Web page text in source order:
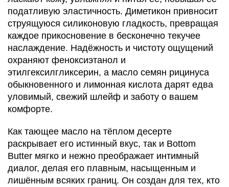
податливую эластичность. Диметикон привносит
струящуюся силиконовую гладкость, превращая
каждое прикосновение в бесконечно текучее
наслаждение. Надёжность и чистоту ощущений
охраняют феноксиэтанол и
этилгексилгликсерин, а масло семян рицинуса
обыкновенного и лимонная кислота дарят едва
уловимый, свежий шлейф и заботу о вашем
комфорте.
Как тающее масло на тёплом десерте
раскрывает его истинный вкус, так и Bottom
Butter мягко и нежно преображает интимный
диалог, делая его плавным, насыщенным и
лишённым всяких границ. Он создан для тех, кто